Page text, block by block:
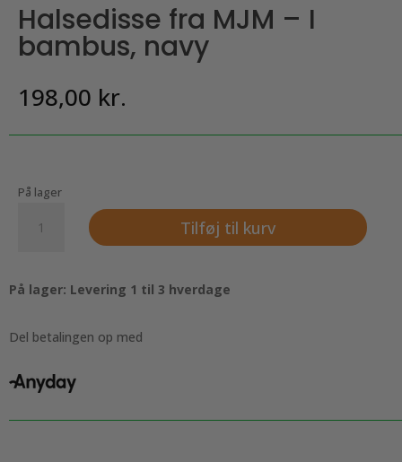
Halsedisse fra MJM – I
bambus, navy
198,00 kr.
På lager
I
navy
Tilføj til kurv
På lager: Levering 1 til 3 hverdage
Del betalingen op med